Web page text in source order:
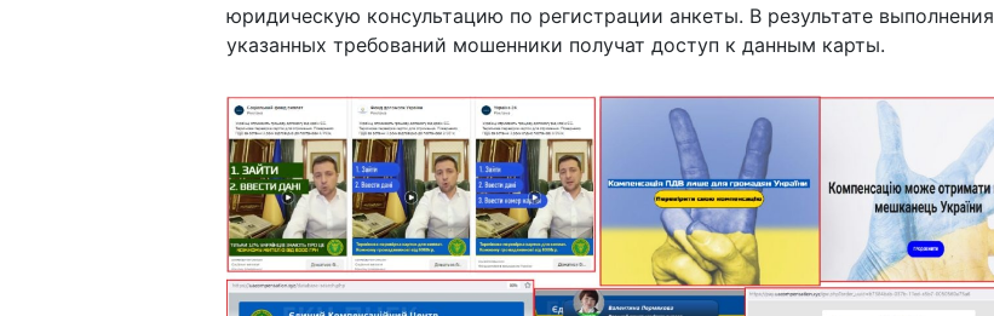
юридическую консультацию по регистрации анкеты. В результате выполнения
указанных требований мошенники получат доступ к данным карты.